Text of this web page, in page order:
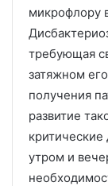
микрофлору
требующая
затяжном
получения
развитие
утром и